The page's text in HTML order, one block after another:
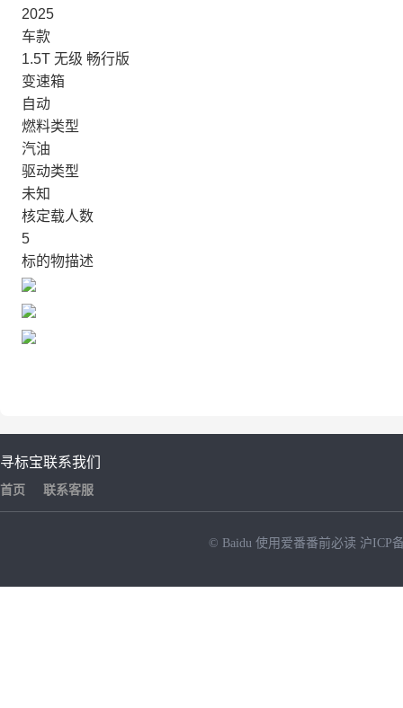
2025
车款
1.5T 无级 畅行版
变速箱
自动
燃料类型
汽油
驱动类型
未知
核定载人数
5
标的物描述
寻标宝
首页
联系我们
联系客服
© Baidu 使用爱番番前必读 沪ICP